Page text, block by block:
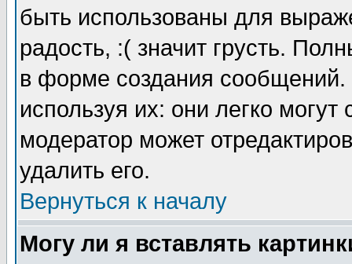
быть использованы для
радость, :( значит грусть.
в форме создания сообщений.
используя их: они легко
модератор может
удалить его.
Вернуться к началу
Могу ли я вставлять